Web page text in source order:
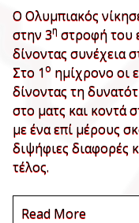
Ο Ολυμπιακός
στην 3η στροφή του
δίνοντας συνέχεια
Στο 1ο ημίχρονο οι
δίνοντας τη
στο ματς και κοντά
με ένα επί μέρους
διψήφιες διαφορές
τέλος.
Read More